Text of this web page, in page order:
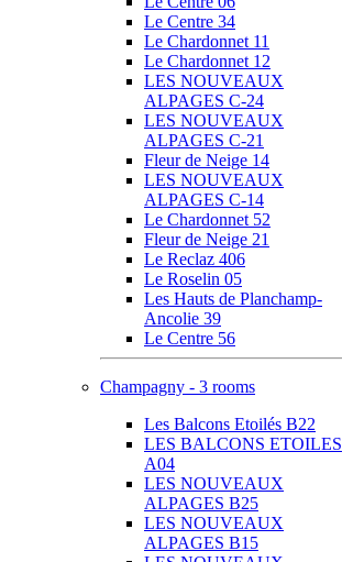
Le Centre 34
Le Chardonnet 11
Le Chardonnet 12
LES NOUVEAUX
ALPAGES C-24
LES NOUVEAUX
ALPAGES C-21
Fleur de Neige 14
LES NOUVEAUX
ALPAGES C-14
Le Chardonnet 52
Fleur de Neige 21
Le Reclaz 406
Le Roselin 05
Les Hauts de Planchamp-
Ancolie 39
Le Centre 56
Champagny - 3 rooms
Les Balcons Etoilés B22
LES BALCONS ETOILES
A04
LES NOUVEAUX
ALPAGES B25
LES NOUVEAUX
ALPAGES B15